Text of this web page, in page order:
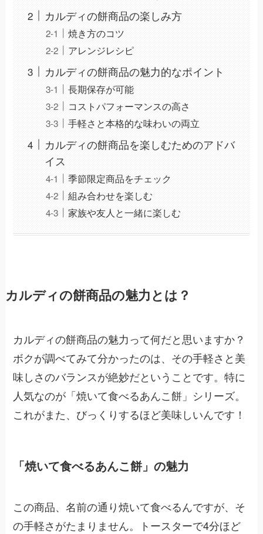
カルディの餅商品の楽しみ方
焼き方のコツ
アレンジレシピ
カルディの餅商品の魅力的なポイント
長期保存が可能
コストパフォーマンスの高さ
手軽さと本格的な味わいの両立
カルディの餅商品を楽しむためのアドバ
イス
季節限定商品をチェック
組み合わせを楽しむ
家族や友人と一緒に楽しむ
カルディの餅商品の魅力とは？
カルディの餅商品の魅力って何だと思いますか？
ボクが調べてみて分かったのは、その手軽さと美
味しさのバランスが絶妙だということです。特に
人気なのが「焼いて食べるあんこ餅」シリーズ。
これがまた、びっくりするほど美味しいんです！
「焼いて食べるあんこ餅」の魅力
この商品、名前の通り焼いて食べるんですが、そ
の手軽さがたまりません。トースターで4分ほど